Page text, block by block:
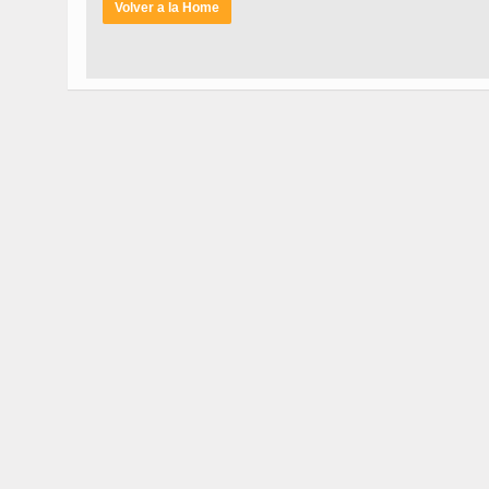
Volver a la Home